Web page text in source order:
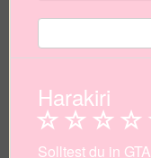
Harakiri
Solltest du in